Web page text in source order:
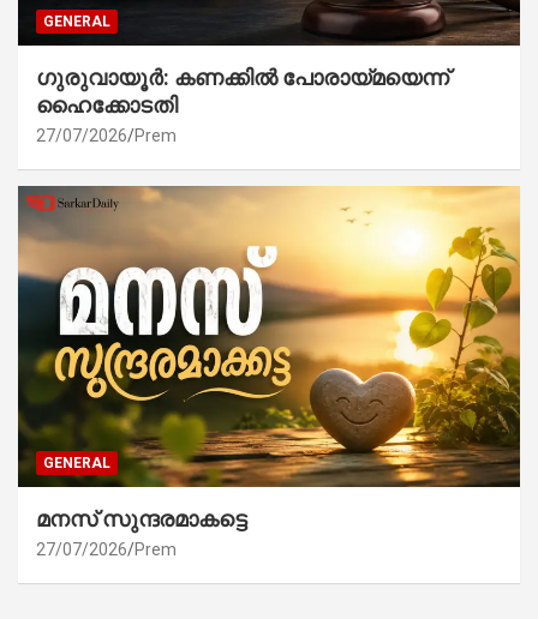
GENERAL
ഗുരുവായൂർ: കണക്കിൽ പോരായ്മയെന്ന്
ഹൈക്കോടതി
27/07/2026 Prem
GENERAL
മനസ് സുന്ദരമാകട്ടെ
27/07/2026 Prem